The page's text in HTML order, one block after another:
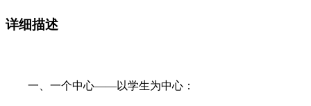
详细描述
一、一个中心——以学生为中心：